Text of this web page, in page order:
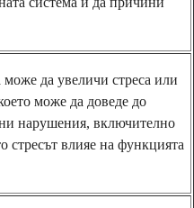
да увеличи стреса или
може да доведе до
нарушения, включително
стресът влияе на функцията